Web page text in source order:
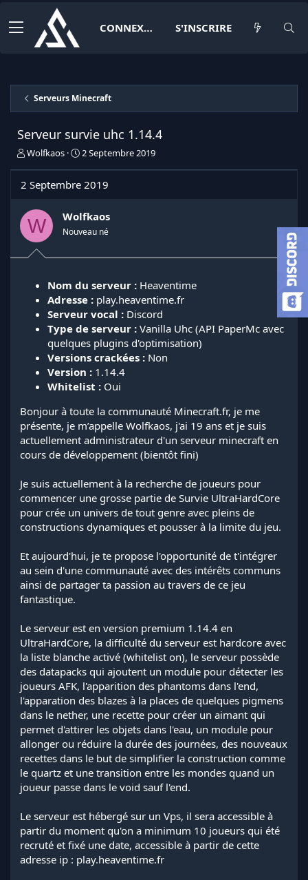
CONNEXION S'INSCRIRE
Serveurs Minecraft
Serveur survie uhc 1.14.4
I
a
t
e
u
i
o
n
Wolfkaos
D
e
e
é
2 Septembre 2019
2 Septembre 2019
W Wolfkaos
Nouveau né
Nom du serveur : Heaventime
Adresse : play.heaventime.fr
Serveur vocal : Discord
Type de serveur : Vanilla Uhc (API PaperMc avec
quelques plugins d'optimisation)
Versions crackées : Non
Version : 1.14.4
Whitelist : Oui
Bonjour à toute la communauté Minecraft.fr, je me
présente, je m’appelle Wolfkaos, j'ai 19 ans et je suis
actuellement administrateur d'un serveur minecraft en
cours de développement (bientôt fini)
Je suis actuellement à la recherche de joueurs pour
commencer une grosse partie de Survie UltraHardCore
pour crée un univers de tout genre avec pleins de
constructions dynamiques et pousser à la limite du jeu.
Et aujourd'hui, je te propose l'opportunité de t'intégrer
au sein d'une communauté avec des intérêts communs
ainsi de partager ta passion au travers de ce jeu
fantastique.
Le serveur est en version premium 1.14.4 en
UltraHardCore, la difficulté du serveur est hardcore avec
la liste blanche activé (whitelist on), le serveur possède
des datapacks qui ajoutent un module pour détecter les
joueurs AFK, l'apparition des phantoms dans l'end,
l'apparation des blazes à la places de quelques pigmens
dans le nether, une recette pour créer un aimant qui
permet d'attirer les objets dans l'eau, un module pour
allonger ou réduire la durée des journées, des nouveaux
recettes dans le but de simplifier la construction comme
le quartz et une transition entre les mondes quand un
joueur passe dans le void sauf l'end.
Le serveur est hébergé sur un Vps, il sera accessible à
partir du moment qu'on a minimum 10 joueurs qui été
recruté et fixé une date, accessible à partir de cette
adresse ip : play.heaventime.fr